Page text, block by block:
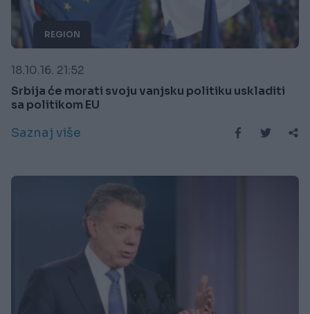
REGION
18.10.16. 21:52
Srbija će morati svoju vanjsku politiku uskladiti
sa politikom EU
Saznaj više